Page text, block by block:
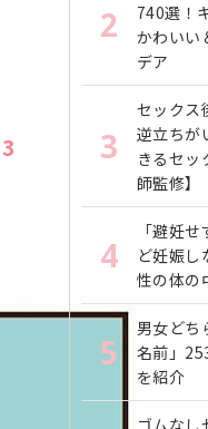
2
740選！
かわいい
デア
3
セックス
逆立ちが
きるセッ
師監修】
4
「避妊
ど妊娠し
性の体の
5
男女どち
名前」
を紹介
ゴムなし